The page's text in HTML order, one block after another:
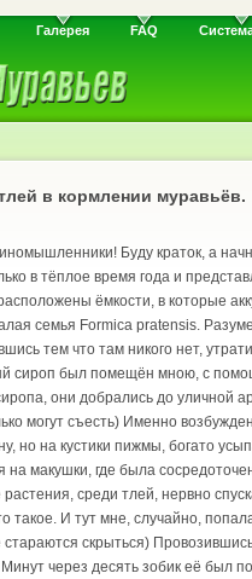
Галерея FAQ
в кормлении муравьёв.
Буду краток, а
в тёплое время года и
ёмкости, в которые
семья Formica pratensis.
тем что там никого нет,
сироп был помещён мною, с
они добрались до уличной
могут съесть) Именно
но на кустики пижмы, богато
на макушки, где была
среди тлей, нервно
такое. И тут мне, случайно,
стараются скрыться)
через десять зобик её был